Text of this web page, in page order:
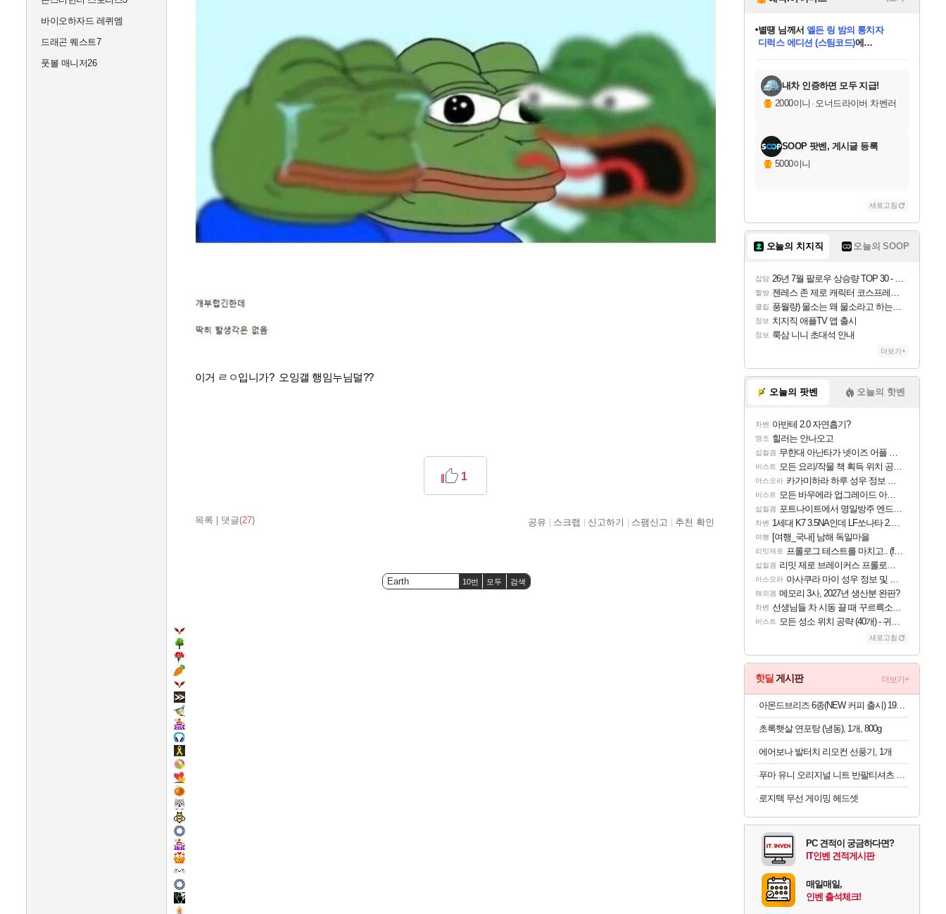
바이오하자드 레퀴엠
드래곤 퀘스트7
풋볼 매니저26
이거 ㄹㅇ입니가? 오잉갤 행임누님덜??
목록 댓글(27)
1
공유 스크랩 신고하기 스팸신고 추천 확인
10번 모두 검색
교환.
별땡 님께서 엘든 링 밤의 통치자
디럭스 에디션 (스팀코드)에
당첨되셨습니다.
니코님께서(본편포함) 데이브 더
당첨되셨습니다.
당첨되셨습니다.
당첨되셨습니다.
당첨되셨습니다.
당첨되셨습니다.
당첨되셨습니다.
에디션 (스팀코드)를 교환.
당첨되셨습니다.
내차 인증하면 모두 지급!
2000이니 · 오너드라이버 차벤러
SOOP 팟벤, 게시글 등록
5000이니
새로고침
오늘의 치지직 오늘의 SOOP
잡담 26년 7월 팔로우 상승량 TOP 30 - 월간 치지직
짤방 젠레스 존 제로 캐릭터 코스프레한 꽁주
클립 풍월량) 물소는 왜 물소라고 하는거야? 아! 그만 ㅋㅋ
정보 치지직 애플TV 앱 출시
정보 룩삼 니니 초대석 안내
더보기+
오늘의 팟벤 오늘의 핫벤
차벤 아반테 2.0 자연흡기?
명조 힐러는 안나오고
섭컬겜 무한대 아난타가 넷이즈 어플 달력에 일정 등록
비스트 모든 요리/작물 책 획득 위치 공략 (36개) - 미식가 도전과제
아스오라 카가미하라 하루 성우 정보 및 주요 필모
비스트 모든 바우에라 업그레이드 아이템 획득 위치 공략 (89개)
섭컬겜 포트나이트에서 명일방주 엔드필드 [펠리카] 판매 예정
차벤 1세대 K7 3.5NA인데 LF쏘나타 2.0NA 기변하면 유류비 절약이 얼마나 될까요..?
여행 [여행_국내] 남해 독일마을
리밋제로 프롤로그 테스트를 마치고.. (feat. 리아)
섭컬겜 리밋 제로 브레이커스 프롤로그 테스트 후기 영상 업로드
아스오라 아사쿠라 마이 성우 정보 및 주요 필모
해외겜 메모리 3사, 2027년 생산분 완판?
차벤 선생님들 차 시동 끌 때 꾸르륵소리나는데
비스트 모든 성소 위치 공략 (40개) - 귀환한 영혼 도전과제
새로고침
핫딜 게시판 더보기+
아몬드브리즈 6종(NEW 커피 출시) 190ML/950ML 10팩/24팩/48팩 중 택 1
초록햇살 연포탕 (냉동), 1개, 800g
에어보나 발터치 리모컨 선풍기, 1개
푸마 유니 오리지널 니트 반팔티셔츠 남자 라운드넥 화이트 95030403
로지텍 무선 게이밍 헤드셋
PC 견적이 궁금하다면?
IT인벤 견적게시판
매일매일,
인벤 출석체크!